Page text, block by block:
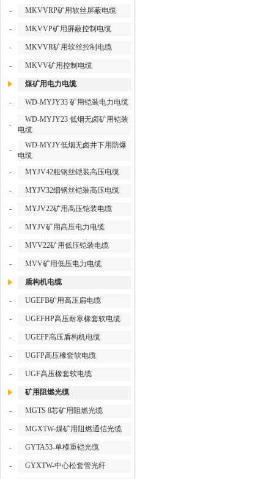
- MKVVRP矿用软丝屏蔽电缆
- MKVVP矿用屏蔽控制电缆
- MKVVR矿用软丝控制电缆
- MKVV矿用控制电缆
煤矿用电力电缆
- WD-MYJY33 矿用铠装电力电缆
-
WD-MYJY23 低烟无卤矿用铠装
电缆
-
WD-MYJY低烟无卤井下用防爆
电缆
-
MYJV42粗钢丝铠装高压电缆
- MYJV32细钢丝铠装高压电缆
- MYJV22矿用高压铠装电缆
- MYJV矿用高压电力电缆
- MVV22矿用低压铠装电缆
- MVV矿用低压电力电缆
盾构机电缆
- UGEFB矿用高压扁电缆
- UGEFHP高压耐寒橡套软电缆
- UGEFP高压盾构机电缆
- UGFP高压橡套软电缆
- UGF高压橡套软电缆
矿用阻燃光缆
- MGTS 8芯矿用阻燃光缆
- MGXTW-煤矿用阻燃通信光缆
- GYTA53-单模重铠光缆
- GYXTW-中心松套管光纤